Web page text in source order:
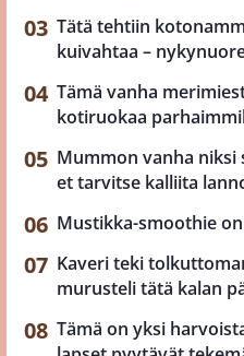
Tätä tehtiin
kuivahtaa –
Tämä vanha
kotiruokaa
Mummon vanha niksi
et tarvitse kalliita
Mustikka-smoothie
Kaveri teki
murusteli tätä kalan
Tämä on yksi